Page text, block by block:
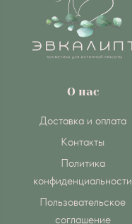
О нас
Доставка и оплата
Контакты
Политика
конфиденциальности
Пользовательское
соглашение